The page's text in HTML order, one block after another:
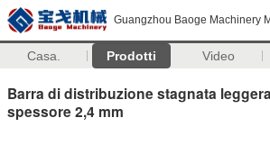
Guangzhou Baoge Machinery
Casa. Prodotti Video
Barra di distribuzione stagnata
spessore 2,4 mm